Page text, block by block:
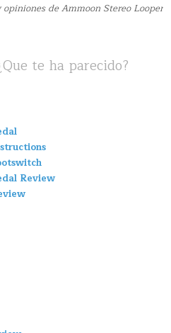
opiniones de Ammoon Stereo Looper
te ha parecido?
Review